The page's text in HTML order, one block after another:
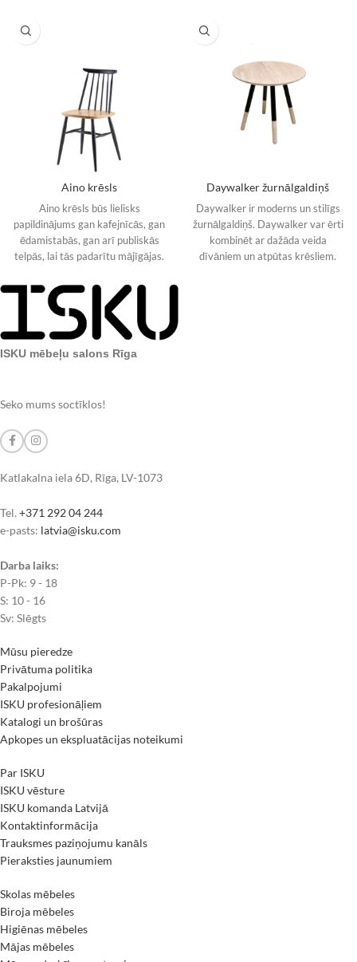
Aino krēsls
Aino krēsls būs lielisks
papildinājums gan kafejnīcās, gan
ēdamistabās, gan arī publiskās
telpās, lai tās padarītu mājīgājas.
Daywalker žurnālgaldiņš
Daywalker ir moderns un stilīgs
žurnālgaldiņš. Daywalker var ērti
kombinēt ar dažāda veida
dīvāniem un atpūtas krēsliem.
ISKU mēbeļu salons Rīga
Seko mums soctīklos!
Katlakalna iela 6D, Rīga, LV-1073
Tel. +371 292 04 244
e-pasts: latvia@isku.com
Darba laiks:
P-Pk: 9 - 18
S: 10 - 16
Sv: Slēgts
Mūsu pieredze
Privātuma politika
Pakalpojumi
ISKU profesionāļiem
Katalogi un brošūras
Apkopes un ekspluatācijas noteikumi
Par ISKU
ISKU vēsture
ISKU komanda Latvijā
Kontaktinformācija
Trauksmes paziņojumu kanāls
Pieraksties jaunumiem
Skolas mēbeles
Biroja mēbeles
Higiēnas mēbeles
Mājas mēbeles